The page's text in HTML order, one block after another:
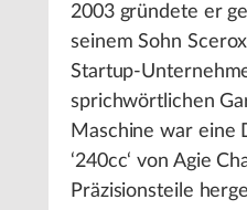
2003 gründete er
seinem Sohn
Startup-
sprichwörtlichen
Maschine war eine
‘240cc‘ von Agie
Präzisionsteile